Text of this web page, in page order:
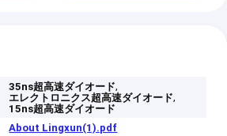
35ns超高速ダイオード,
エレクトロニクス超高速ダイオード,
15ns超高速ダイオード
About Lingxun(1).pdf